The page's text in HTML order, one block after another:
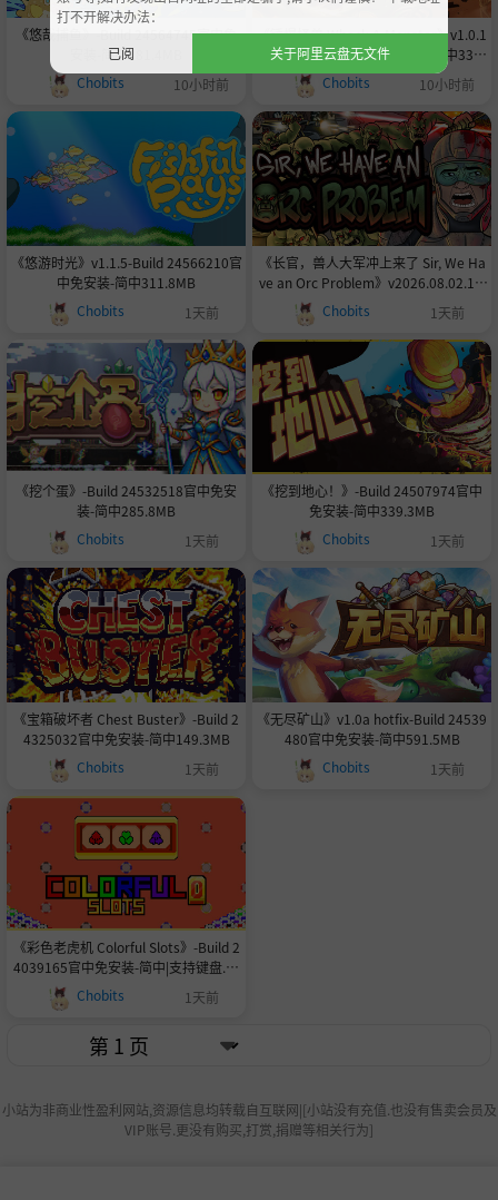
《悠哉捕鱼》-Build 24564745官中免
安装-简中281.4MB
Chobits
10小时前
《锤爆怪兽 Whack-A-Monster》v1.0.1
-Build 24556443官中免安装-简中330.
2MB
Chobits 10小时前
《悠游时光》v1.1.5-Build 24566210官
中免安装-简中311.8MB
Chobits
1天前
《长官，兽人大军冲上来了 Sir, We Ha
ve an Orc Problem》v2026.08.02.13.
35-Build 24518200官中免安装-简中13
3.8MB
Chobits 1天前
《挖个蛋》-Build 24532518官中免安
装-简中285.8MB
Chobits
1天前
《挖到地心！》-Build 24507974官中
免安装-简中339.3MB
Chobits
1天前
《宝箱破坏者 Chest Buster》-Build 2
4325032官中免安装-简中149.3MB
Chobits
1天前
《无尽矿山》v1.0a hotfix-Build 24539
480官中免安装-简中591.5MB
Chobits
1天前
《彩色老虎机 Colorful Slots》-Build 2
4039165官中免安装-简中|支持键盘.鼠
标.手柄|容量103.65MB
Chobits 1天前
小站为非商业性盈利网站,资源信息均转载自互联网|[小站没有充值.也没有售卖会员及
VIP账号.更没有购买,打赏,捐赠等相关行为]
打不开解决办法：
已阅
关于阿里云盘无文件